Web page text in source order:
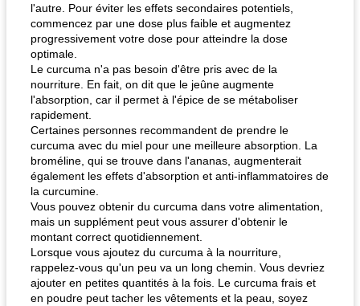
l'autre. Pour éviter les effets secondaires potentiels,
commencez par une dose plus faible et augmentez
progressivement votre dose pour atteindre la dose
optimale.
Le curcuma n'a pas besoin d'être pris avec de la
nourriture. En fait, on dit que le jeûne augmente
l'absorption, car il permet à l'épice de se métaboliser
rapidement.
Certaines personnes recommandent de prendre le
curcuma avec du miel pour une meilleure absorption. La
broméline, qui se trouve dans l'ananas, augmenterait
également les effets d'absorption et anti-inflammatoires de
la curcumine.
Vous pouvez obtenir du curcuma dans votre alimentation,
mais un supplément peut vous assurer d'obtenir le
montant correct quotidiennement.
Lorsque vous ajoutez du curcuma à la nourriture,
rappelez-vous qu'un peu va un long chemin. Vous devriez
ajouter en petites quantités à la fois. Le curcuma frais et
en poudre peut tacher les vêtements et la peau, soyez